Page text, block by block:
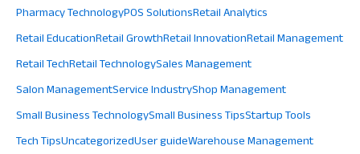
Pharmacy TechnologyPOS SolutionsRetail Analytics
Retail EducationRetail GrowthRetail InnovationRetail Management
Retail TechRetail TechnologySales Management
Salon ManagementService IndustryShop Management
Small Business TechnologySmall Business TipsStartup Tools
Tech TipsUncategorizedUser guideWarehouse Management